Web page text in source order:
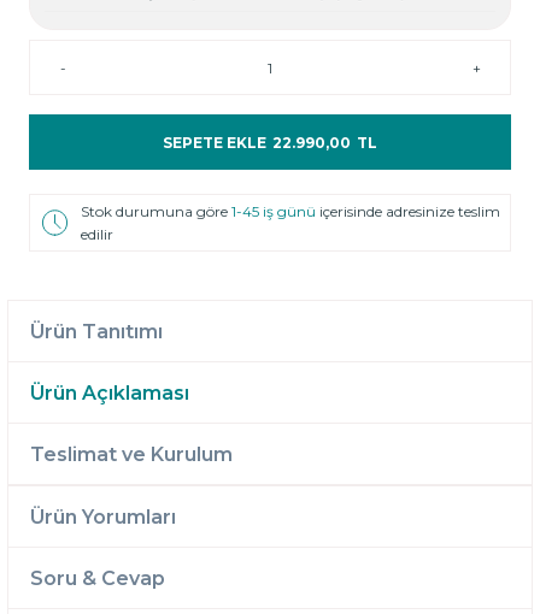
- +
SEPETE EKLE 22.990,00 TL
Stok durumuna göre1-45 iş günü içerisinde adresinize teslim
edilir
Ürün Tanıtımı
Ürün Açıklaması
Teslimat ve Kurulum
Ürün Yorumları
Soru & Cevap